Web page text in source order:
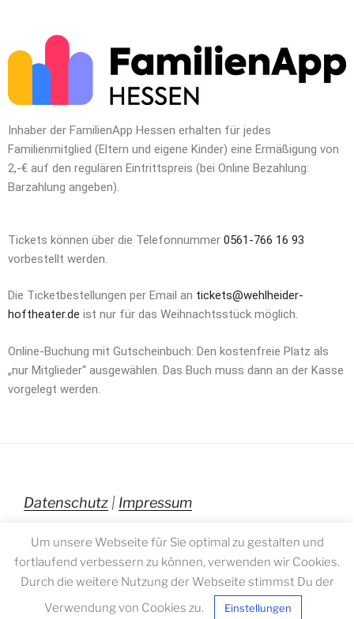
Inhaber der FamilienApp Hessen erhalten für jedes
Familienmitglied (Eltern und eigene Kinder) eine Ermäßigung von
2,-€ auf den regulären Eintrittspreis (bei Online Bezahlung:
Barzahlung angeben).
Tickets können über die Telefonnummer 0561-766 16 93
vorbestellt werden.
Die Ticketbestellungen per Email an tickets@wehlheider-
hoftheater.de ist nur für das Weihnachtsstück möglich.
Online-Buchung mit Gutscheinbuch: Den kostenfreie Platz als
„nur Mitglieder“ ausgewählen. Das Buch muss dann an der Kasse
vorgelegt werden.
Datenschutz | Impressum
Um unsere Webseite für Sie optimal zu gestalten und
fortlaufend verbessern zu können, verwenden wir Cookies.
Durch die weitere Nutzung der Webseite stimmst Du der
Verwendung von Cookies zu.
Einstellungen